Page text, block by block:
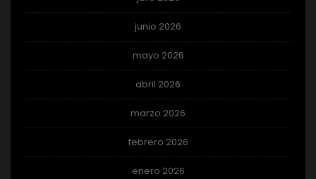
junio 2026
mayo 2026
abril 2026
marzo 2026
febrero 2026
enero 2026